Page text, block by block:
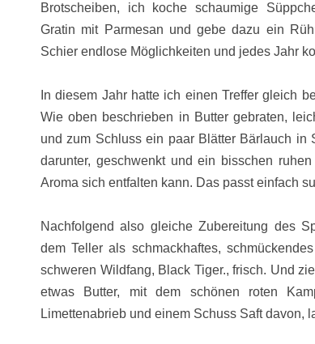
Brotscheiben, ich koche schaumige
Gratin mit Parmesan und gebe dazu ein
Schier endlose Möglichkeiten und jedes Jahr
In diesem Jahr hatte ich einen Treffer gleich
Wie oben beschrieben in Butter gebraten,
und zum Schluss ein paar Blätter Bärlauch in
darunter, geschwenkt und ein bisschen
Aroma sich entfalten kann. Das passt einfach
Nachfolgend also gleiche Zubereitung des
dem Teller als schmackhaftes,
schweren Wildfang, Black Tiger., frisch. Und
etwas Butter, mit dem schönen roten
Limettenabrieb und einem Schuss Saft davon,